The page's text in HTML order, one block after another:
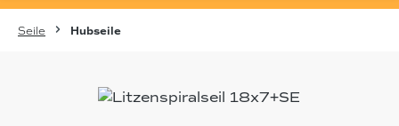
Seile Hubseile
Bildergalerie überspringen